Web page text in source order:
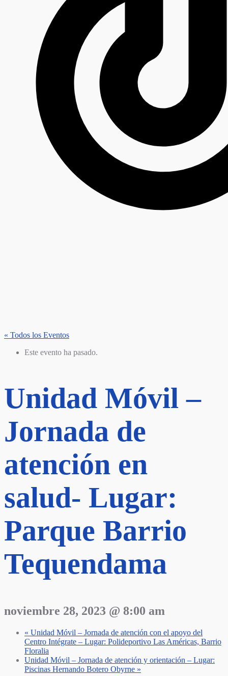
« Todos los Eventos
Este evento ha pasado.
Unidad Móvil –
Jornada de
atención en
salud- Lugar:
Parque Barrio
Tequendama
noviembre 28, 2023 @ 8:00 am
« Unidad Móvil – Jornada de atención con el apoyo del
Centro Intégrate – Lugar: Polideportivo Las Américas, Barrio
Floralia
Unidad Móvil – Jornada de atención y orientación – Lugar:
Piscinas Hernando Botero Obyrne »